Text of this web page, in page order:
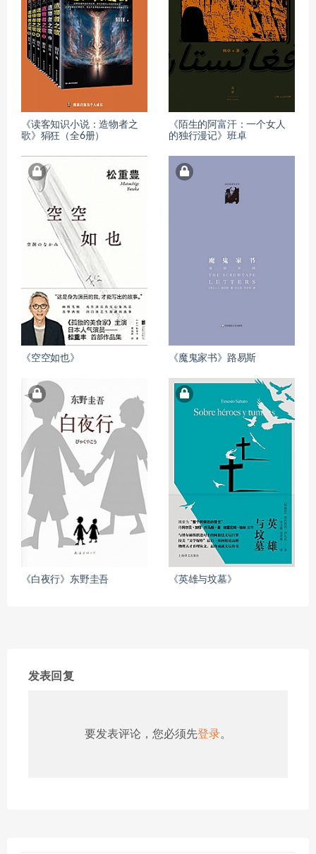
《读客知识小说：造物者之
歌》狷狂（全6册）
《陌生的阿富汗：一个女人
的独行漫记》班卓
《空空如也》 《魔鬼家书》路易斯
《白夜行》东野圭吾 《英雄与坟墓》
发表回复
要发表评论，您必须先登录。